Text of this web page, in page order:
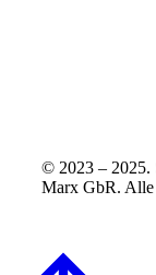
© 2023 – 2025.
Marx GbR. Alle